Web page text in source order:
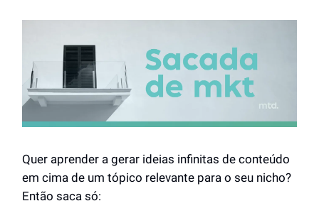
Quer aprender a gerar ideias infinitas de conteúdo
em cima de um tópico relevante para o seu nicho?
Então saca só: